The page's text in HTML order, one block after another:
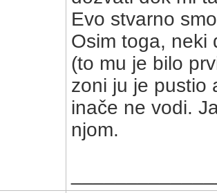
Evo stvarno
Osim toga, neki
(to mu je bilo
zoni ju je pustio
inače ne vodi.
njom.